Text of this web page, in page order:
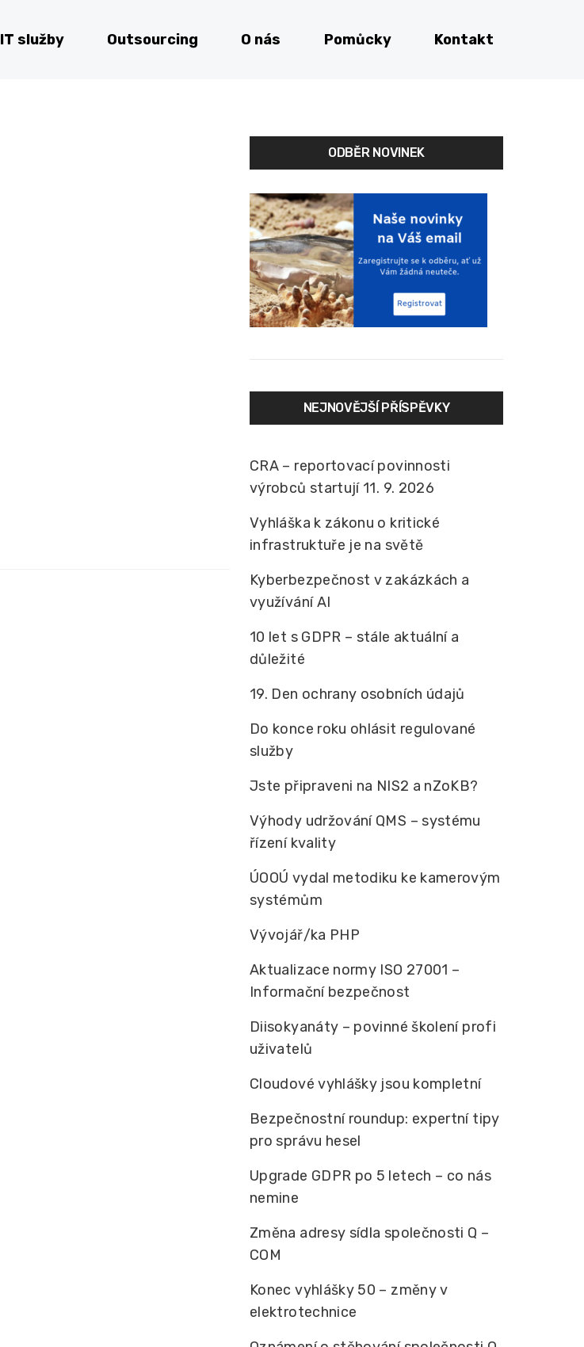
IT služby Outsourcing O nás Pomůcky Kontakt
ODBĚR NOVINEK
NEJNOVĚJŠÍ PŘÍSPĚVKY
CRA – reportovací povinnosti
výrobců startují 11. 9. 2026
Vyhláška k zákonu o kritické
infrastruktuře je na světě
Kyberbezpečnost v zakázkách a
využívání AI
10 let s GDPR – stále aktuální a
důležité
19. Den ochrany osobních údajů
Do konce roku ohlásit regulované
služby
Jste připraveni na NIS2 a nZoKB?
Výhody udržování QMS – systému
řízení kvality
ÚOOÚ vydal metodiku ke kamerovým
systémům
Vývojář/ka PHP
Aktualizace normy ISO 27001 –
Informační bezpečnost
Diisokyanáty – povinné školení profi
uživatelů
Cloudové vyhlášky jsou kompletní
Bezpečnostní roundup: expertní tipy
pro správu hesel
Upgrade GDPR po 5 letech – co nás
nemine
Změna adresy sídla společnosti Q –
COM
Konec vyhlášky 50 – změny v
elektrotechnice